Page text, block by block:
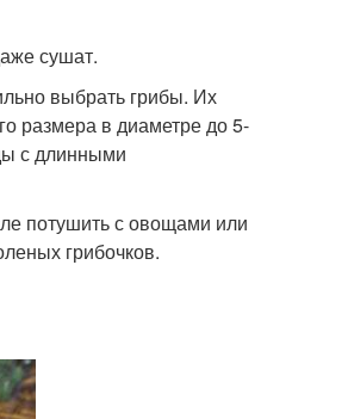
сушат.
выбрать грибы. Их
размера в диаметре до 5-
с длинными
потушить с овощами или
грибочков.